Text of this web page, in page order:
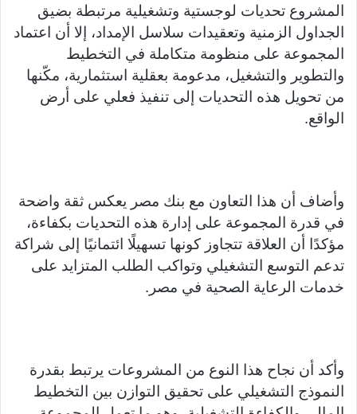
المشروع تحديات لوجستية وتشغيلية مرتبطة بضيق
الجداول الزمنية وتعقيدات سلاسل الإمداد، إلا أن اعتماد
المجموعة على منظومة متكاملة في التخطيط
والتطوير والتشغيل، مدعومة بعقلية استثمارية، مكّنها
من تحويل هذه التحديات إلى تنفيذ فعلي على أرض
الواقع.
وأضاف أن هذا التعاون مع بنك مصر يعكس ثقة واضحة
في قدرة المجموعة على إدارة هذه التحديات بكفاءة،
مؤكدًا أن العلاقة تتجاوز كونها تسهيلًا ائتمانيًا إلى شراكة
تدعم التوسع التشغيلي وتواكب الطلب المتزايد على
خدمات الرعاية الصحية في مصر.
وأكد أن نجاح هذا النوع من المشروعات يرتبط بقدرة
النموذج التشغيلي على تحقيق التوازن بين التخطيط